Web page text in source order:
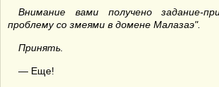
Внимание вами получено задание-
проблему со змеями в домене Малазаэ".
Принять.
— Еще!